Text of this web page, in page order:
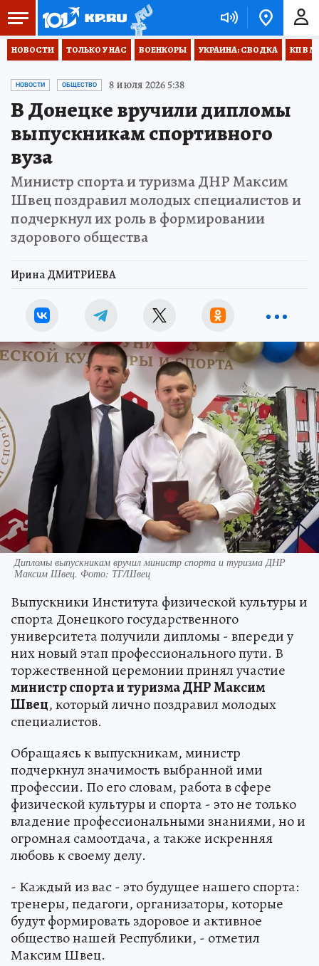
НОВОСТИ ТОЛЬКО У НАС ВОЕНКОРЫ УКРАИНА: СВОДКА КП В
НОВОСТИ ОБЩЕСТВО 8 июля 2026 5:38
В Донецке вручили дипломы
выпускникам спортивного
вуза
Министр спорта и туризма ДНР Максим
Швец поздравил молодых специалистов и
подчеркнул их роль в формировании
здорового общества
Ирина ДМИТРИЕВА
Дипломы выпускникам вручил министр спорта и туризма ДНР
Максим Швец. Фото: ТГ/Швец
Выпускники Института физической культуры и
спорта Донецкого государственного
университета получили дипломы - впереди у
них новый этап профессионального пути. В
торжественной церемонии принял участие
министр спорта и туризма ДНР Максим
Швец, который лично поздравил молодых
специалистов.
Обращаясь к выпускникам, министр
подчеркнул значимость выбранной ими
профессии. По его словам, работа в сфере
физической культуры и спорта - это не только
владение профессиональными знаниями, но и
огромная самоотдача, а также искренняя
любовь к своему делу.
- Каждый из вас - это будущее нашего спорта:
тренеры, педагоги, организаторы, которые
будут формировать здоровое и активное
общество нашей Республики, - отметил
Максим Швец.